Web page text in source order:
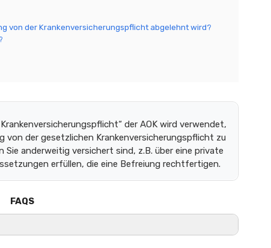
von der Krankenversicherungspflicht abgelehnt wird?
der AOK wird verwendet,
der gesetzlichen Krankenversicherungspflicht zu
Sie anderweitig versichert sind, z.B. über eine private
erfüllen, die eine Befreiung rechtfertigen.
FAQS